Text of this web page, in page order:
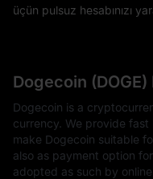
üçün pulsuz hesabınızı
Dogecoin (DOGE)
Dogecoin is a
currency. We provide
make Dogecoin suitable
also as payment option
adopted as such by